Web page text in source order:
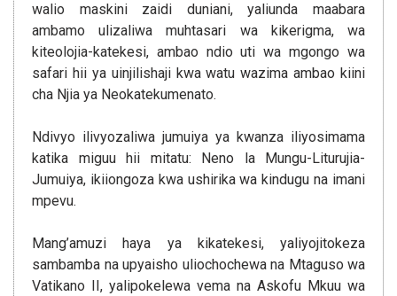
walio maskini zaidi duniani, yaliunda maabara
ambamo ulizaliwa muhtasari wa kikerigma, wa
kiteolojia-katekesi, ambao ndio uti wa mgongo wa
safari hii ya uinjilishaji kwa watu wazima ambao kiini
cha Njia ya Neokatekumenato.
Ndivyo ilivyozaliwa jumuiya ya kwanza iliyosimama
katika miguu hii mitatu: Neno la Mungu-Liturujia-
Jumuiya, ikiiongoza kwa ushirika wa kindugu na imani
mpevu.
Mang’amuzi haya ya kikatekesi, yaliyojitokeza
sambamba na upyaisho uliochochewa na Mtaguso wa
Vatikano II, yalipokelewa vema na Askofu Mkuu wa